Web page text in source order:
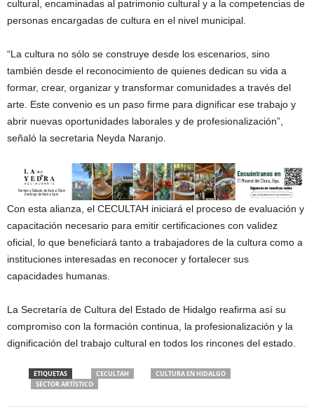
cultural, encaminadas al patrimonio cultural y a la competencias de
personas encargadas de cultura en el nivel municipal.
“La cultura no sólo se construye desde los escenarios, sino
también desde el reconocimiento de quienes dedican su vida a
formar, crear, organizar y transformar comunidades a través del
arte. Este convenio es un paso firme para dignificar ese trabajo y
abrir nuevas oportunidades laborales y de profesionalización”,
señaló la secretaria Neyda Naranjo.
Con esta alianza, el CECULTAH iniciará el proceso de evaluación y
capacitación necesario para emitir certificaciones con validez
oficial, lo que beneficiará tanto a trabajadores de la cultura como a
instituciones interesadas en reconocer y fortalecer sus
capacidades humanas.
La Secretaría de Cultura del Estado de Hidalgo reafirma así su
compromiso con la formación continua, la profesionalización y la
dignificación del trabajo cultural en todos los rincones del estado.
ETIQUETAS CECULTAH
CULTURA EN HIDALGO
SECTOR ARTÍSTICO